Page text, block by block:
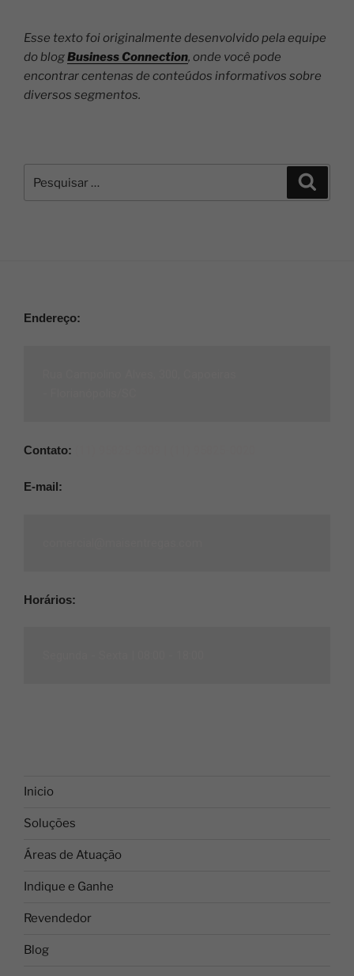
Esse texto foi originalmente desenvolvido pela equipe
do blogBusiness Connection, onde você pode
encontrar centenas de conteúdos informativos sobre
diversos segmentos.
Endereço:
Contato:
E-mail:
Horários:
Inicio
Soluções
Áreas de Atuação
Indique e Ganhe
Revendedor
Blog